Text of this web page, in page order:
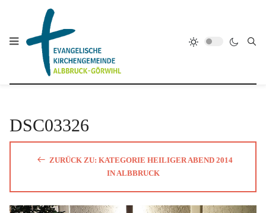
DSC03326
ZURÜCK ZU: KATEGORIE HEILIGER ABEND 2014
IN ALBBRUCK